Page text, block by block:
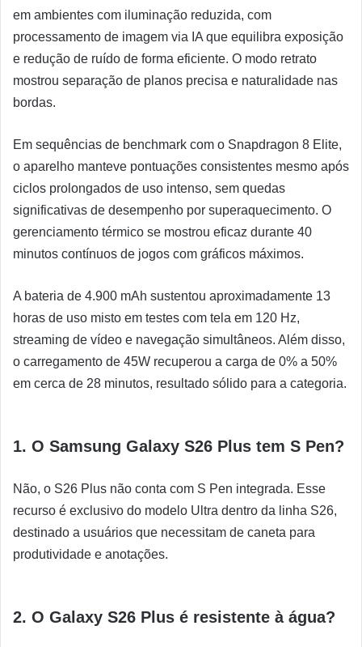
em ambientes com iluminação reduzida, com
processamento de imagem via IA que equilibra exposição
e redução de ruído de forma eficiente. O modo retrato
mostrou separação de planos precisa e naturalidade nas
bordas.
Em sequências de benchmark com o Snapdragon 8 Elite,
o aparelho manteve pontuações consistentes mesmo após
ciclos prolongados de uso intenso, sem quedas
significativas de desempenho por superaquecimento. O
gerenciamento térmico se mostrou eficaz durante 40
minutos contínuos de jogos com gráficos máximos.
A bateria de 4.900 mAh sustentou aproximadamente 13
horas de uso misto em testes com tela em 120 Hz,
streaming de vídeo e navegação simultâneos. Além disso,
o carregamento de 45W recuperou a carga de 0% a 50%
em cerca de 28 minutos, resultado sólido para a categoria.
1. O Samsung Galaxy S26 Plus tem S Pen?
Não, o S26 Plus não conta com S Pen integrada. Esse
recurso é exclusivo do modelo Ultra dentro da linha S26,
destinado a usuários que necessitam de caneta para
produtividade e anotações.
2. O Galaxy S26 Plus é resistente à água?